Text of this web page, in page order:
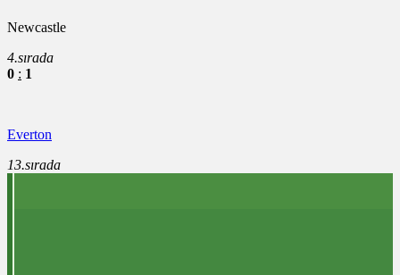
Newcastle
4.sırada
0 : 1
Everton
13.sırada